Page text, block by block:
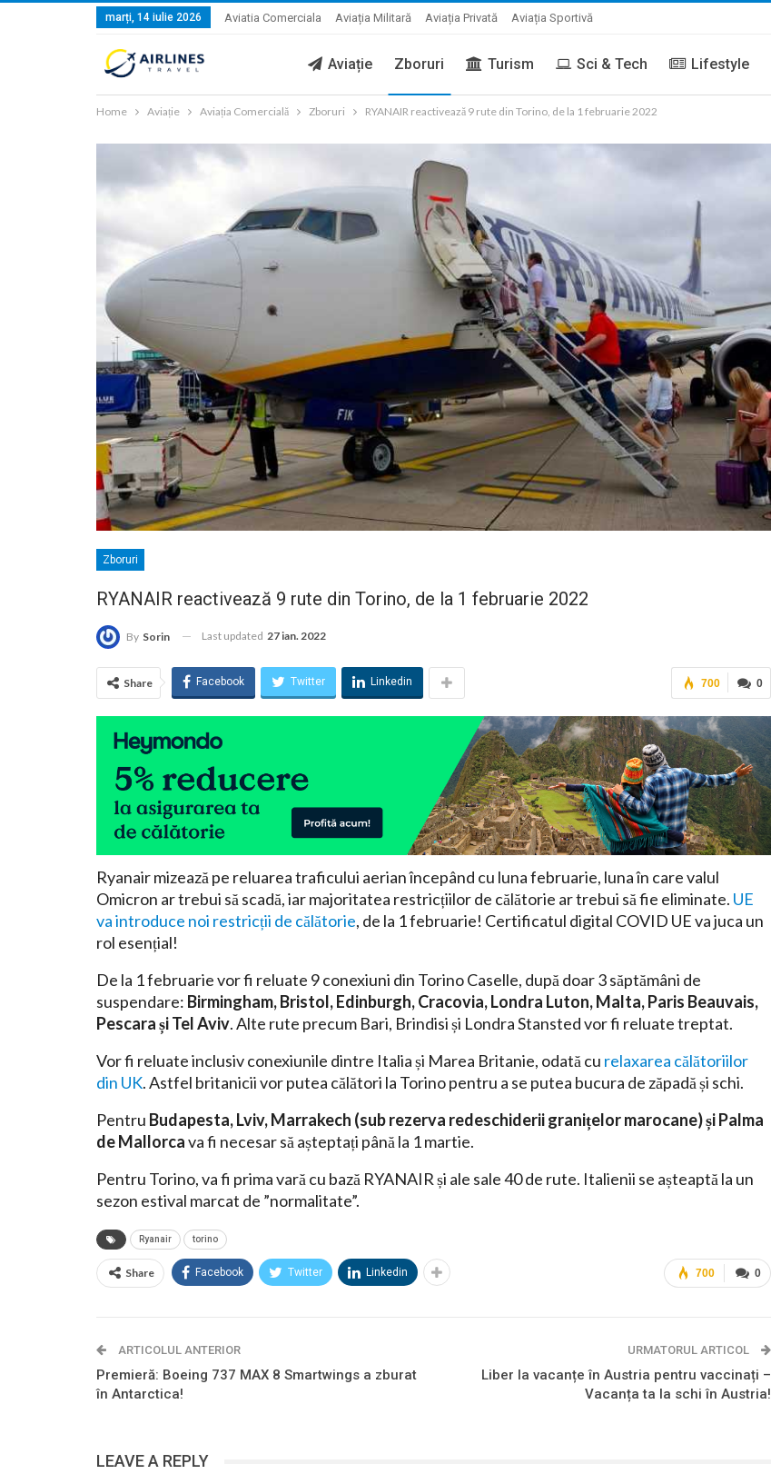
marți, 14 iulie 2026 Aviatia Comerciala Aviația Militară Aviația Privată Aviația Sportivă
Aviație Zboruri Turism Sci & Tech Lifestyle
Home Aviație Aviația Comercială Zboruri RYANAIR reactivează 9 rute din Torino, de la 1 februarie 2022
Zboruri
RYANAIR reactivează 9 rute din Torino, de la 1 februarie 2022
By Sorin Last updated 27 ian. 2022
0
700
Share Facebook Twitter Linkedin
Ryanair mizează pe reluarea traficului aerian începând cu luna februarie, luna în care valul
Omicron ar trebui să scadă, iar majoritatea restricțiilor de călătorie ar trebui să fie eliminate. UE
va introduce noi restricții de călătorie, de la 1 februarie! Certificatul digital COVID UE va juca un
rol esențial!
De la 1 februarie vor fi reluate 9 conexiuni din Torino Caselle, după doar 3 săptămâni de
suspendare: Birmingham, Bristol, Edinburgh, Cracovia, Londra Luton, Malta, Paris Beauvais,
Pescara și Tel Aviv. Alte rute precum Bari, Brindisi și Londra Stansted vor fi reluate treptat.
Vor fi reluate inclusiv conexiunile dintre Italia și Marea Britanie, odată cu relaxarea călătoriilor
din UK. Astfel britanicii vor putea călători la Torino pentru a se putea bucura de zăpadă și schi.
Pentru Budapesta, Lviv, Marrakech (sub rezerva redeschiderii granițelor marocane) și Palma
de Mallorcava fi necesar să așteptați până la 1 martie.
Pentru Torino, va fi prima vară cu bază RYANAIR și ale sale 40 de rute. Italienii se așteaptă la un
sezon estival marcat de ”normalitate”.
Ryanair torino
0
700
Share Facebook Twitter Linkedin
ARTICOLUL ANTERIOR
Premieră: Boeing 737 MAX 8 Smartwings a zburat
în Antarctica!
URMATORUL ARTICOL
Liber la vacanțe în Austria pentru vaccinați –
Vacanța ta la schi în Austria!
LEAVE A REPLY